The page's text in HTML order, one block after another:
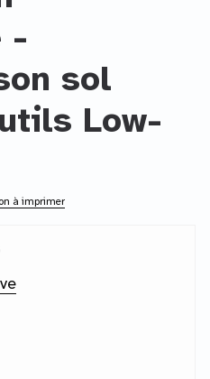
-
sol
Low-
à imprimer